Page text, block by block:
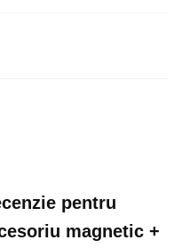
pentru
magnetic +